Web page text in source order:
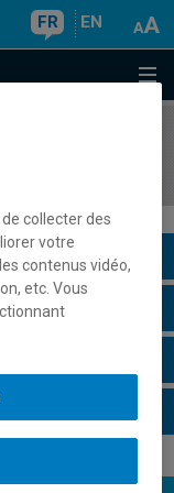
FR EN
collecter des
votre
contenus vidéo,
etc. Vous